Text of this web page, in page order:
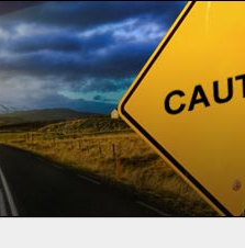
इंस्टा फॉरेक्स की सामाजिक जिम्मेदारी